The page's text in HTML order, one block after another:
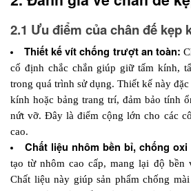
2.1 Ưu điểm của chân đế kẹp
Thiết kế vít chống trượt an toàn:
cố định chắc chắn giúp giữ tấm kính,
trong quá trình sử dụng. Thiết kế này
kính hoặc bảng trang trí, đảm bảo tính
nứt vỡ. Đây là điểm cộng lớn cho các
cao.
Chất liệu nhôm bền bỉ, chống oxi
tạo từ nhôm cao cấp, mang lại độ bền
Chất liệu này giúp sản phẩm chống